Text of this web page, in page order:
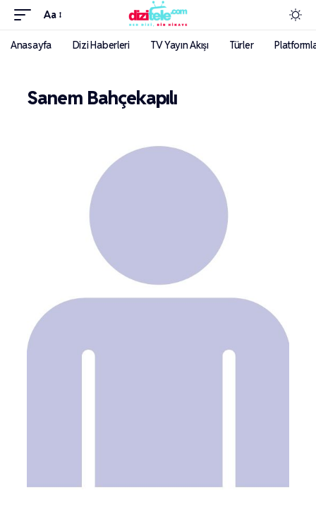
Aa
Anasayfa Dizi Haberleri TV Yayın Akışı Türler
Sanem Bahçekapılı